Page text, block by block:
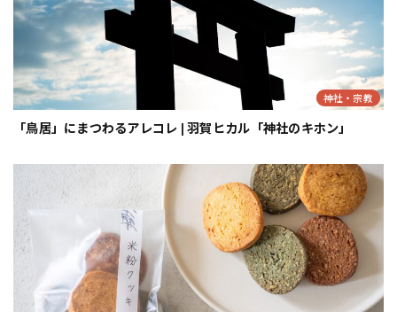
神社・宗教
「鳥居」にまつわるアレコレ | 羽賀ヒカル「神社のキホン」